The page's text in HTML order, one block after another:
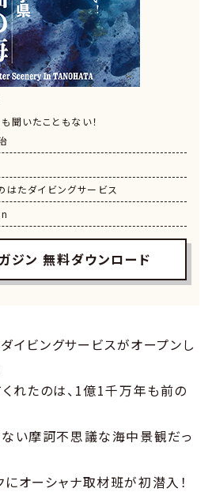
聞いたこともない！
はたダイビングサービス
ジン 無料ダウンロード
イビングサービスがオープンし
れたのは、1億1千万年も前の
い摩訶不思議な海中景観だっ
オーシャナ取材班が初潜入！